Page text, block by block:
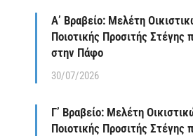
Α’ Βραβείο: Μελέτη
Ποιοτικής Προσιτής Στέγης
στην Πάφο
30/07/2026
Γ’ Βραβείο: Μελέτη
Ποιοτικής Προσιτής Στέγης